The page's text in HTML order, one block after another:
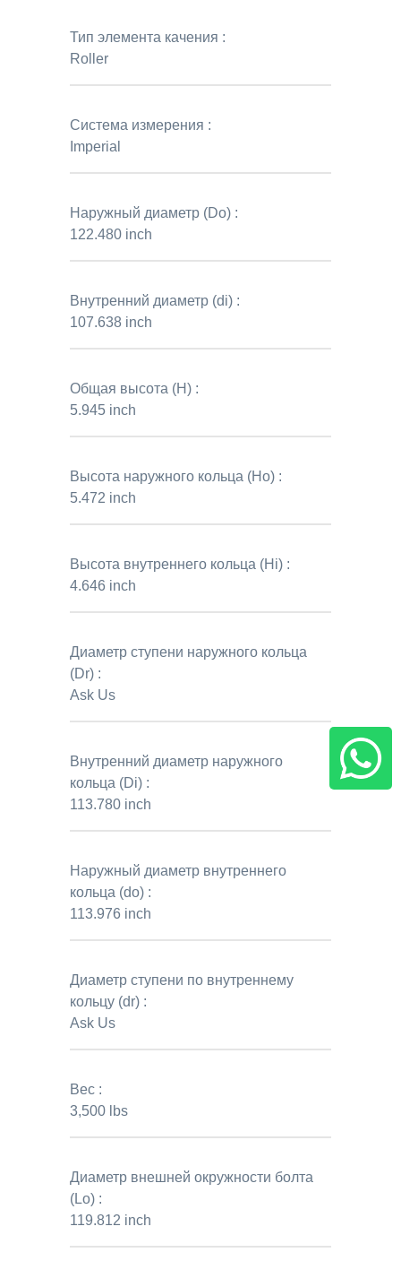
Тип элемента качения :
Roller
Система измерения :
Imperial
Наружный диаметр (Do) :
122.480 inch
Внутренний диаметр (di) :
107.638 inch
Общая высота (H) :
5.945 inch
Высота наружного кольца (Ho) :
5.472 inch
Высота внутреннего кольца (Hi) :
4.646 inch
Диаметр ступени наружного кольца
(Dr) :
Ask Us
Внутренний диаметр наружного
кольца (Di) :
113.780 inch
Наружный диаметр внутреннего
кольца (do) :
113.976 inch
Диаметр ступени по внутреннему
кольцу (dr) :
Ask Us
Вес :
3,500 lbs
Диаметр внешней окружности болта
(Lo) :
119.812 inch